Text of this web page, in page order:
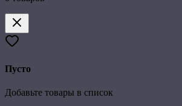
Пусто
Добавьте товары в список